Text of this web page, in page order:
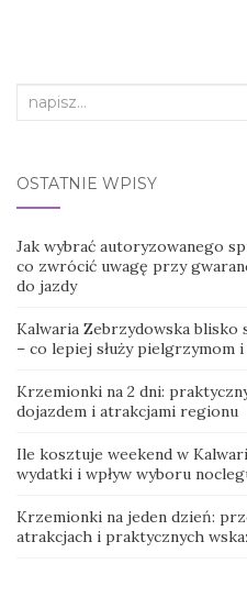
Search
OSTATNIE WPISY
Jak wybrać autoryzowanego
co zwrócić uwagę przy
do jazdy
Kalwaria Zebrzydowska blisko
– co lepiej służy pielgrzymom
Krzemionki na 2 dni:
dojazdem i atrakcjami regionu
Ile kosztuje weekend w
wydatki i wpływ wyboru
Krzemionki na jeden dzień:
atrakcjach i praktycznych